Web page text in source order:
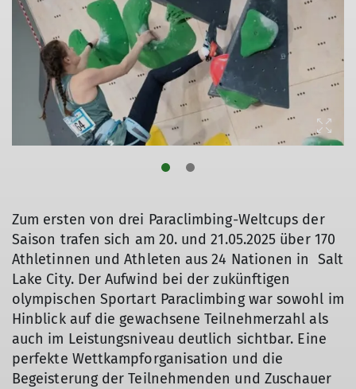
Zum ersten von drei Paraclimbing-Weltcups der
Saison trafen sich am 20. und 21.05.2025 über 170
Athletinnen und Athleten aus 24 Nationen in Salt
Lake City. Der Aufwind bei der zukünftigen
olympischen Sportart Paraclimbing war sowohl im
Hinblick auf die gewachsene Teilnehmerzahl als
auch im Leistungsniveau deutlich sichtbar. Eine
perfekte Wettkampforganisation und die
Begeisterung der Teilnehmenden und Zuschauer